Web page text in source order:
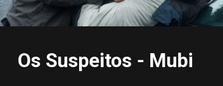
Os Suspeitos - Mubi